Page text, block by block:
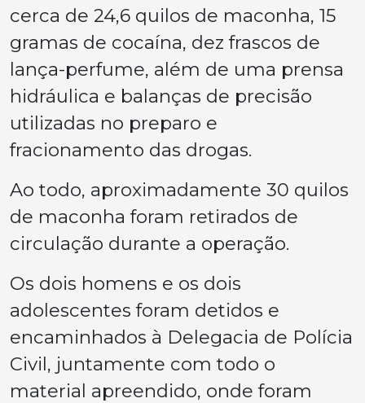
cerca de 24,6 quilos de maconha, 15
gramas de cocaína, dez frascos de
lança-perfume, além de uma prensa
hidráulica e balanças de precisão
utilizadas no preparo e
fracionamento das drogas.
Ao todo, aproximadamente 30 quilos
de maconha foram retirados de
circulação durante a operação.
Os dois homens e os dois
adolescentes foram detidos e
encaminhados à Delegacia de Polícia
Civil, juntamente com todo o
material apreendido, onde foram